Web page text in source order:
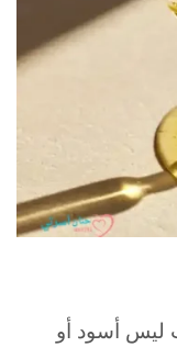
ليس أسود أو